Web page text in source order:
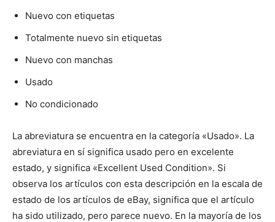
Nuevo con etiquetas
Totalmente nuevo sin etiquetas
Nuevo con manchas
Usado
No condicionado
La abreviatura se encuentra en la categoría «Usado». La
abreviatura en sí significa usado pero en excelente
estado, y significa «Excellent Used Condition». Si
observa los artículos con esta descripción en la escala de
estado de los artículos de eBay, significa que el artículo
ha sido utilizado, pero parece nuevo. En la mayoría de los